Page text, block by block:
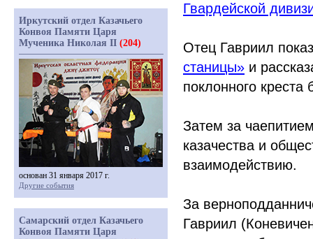
Гвардейской
Отец Гавриил
станицы» и
поклонного
Затем за
казачества и
взаимодействию.
За
Гавриил (
Иркутский отдел Казачьего
Конвоя Памяти Царя
Мученика Николая II (204)
основан 31 января 2017 г.
Другие события
Самарский отдел Казачьего
Конвоя Памяти Царя